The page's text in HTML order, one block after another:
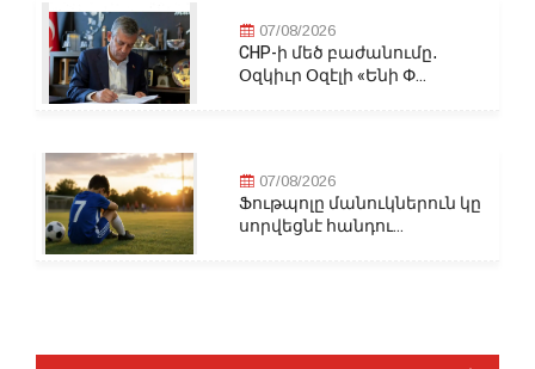
07/08/2026
CHP-ի մեծ բաժանումը․
Օզկիւր Օզէլի «Ենի Փ...
07/08/2026
Ֆութպոլը մանուկներուն կը
սորվեցնէ հանդու...